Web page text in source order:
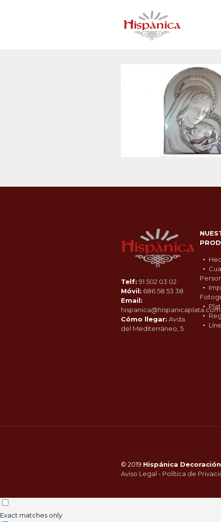
Telf: 91 502 03 02
Móvil: 686 58 53 38
Email:
hispanica@hispanicaplata.com
Cómo llegar: Avda.
del Mediterráneo, 5.
© 2019 Hispánica Decoración
Aviso Legal - Política de
Exact matches only